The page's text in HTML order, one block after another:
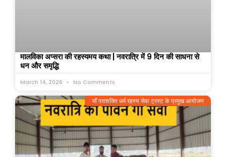
मालविका अप्सरा की रहस्यमय कथा | नवरात्रि में 9 दिन की साधना से
धन और समृद्धि
March 14, 2026 No Comments
माँ पराशक्ति धर्म रहस्य सेवा ट्रस्ट के प्रमुख आयोजन